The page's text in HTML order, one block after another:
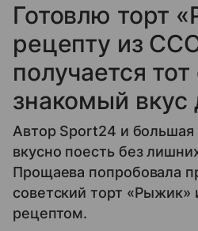
Готовлю торт
рецепту из
получается
знакомый вкус
Автор Sport24 и
вкусно поесть без
Прощаева попробовала
советский торт «Рыжик»
рецептом.